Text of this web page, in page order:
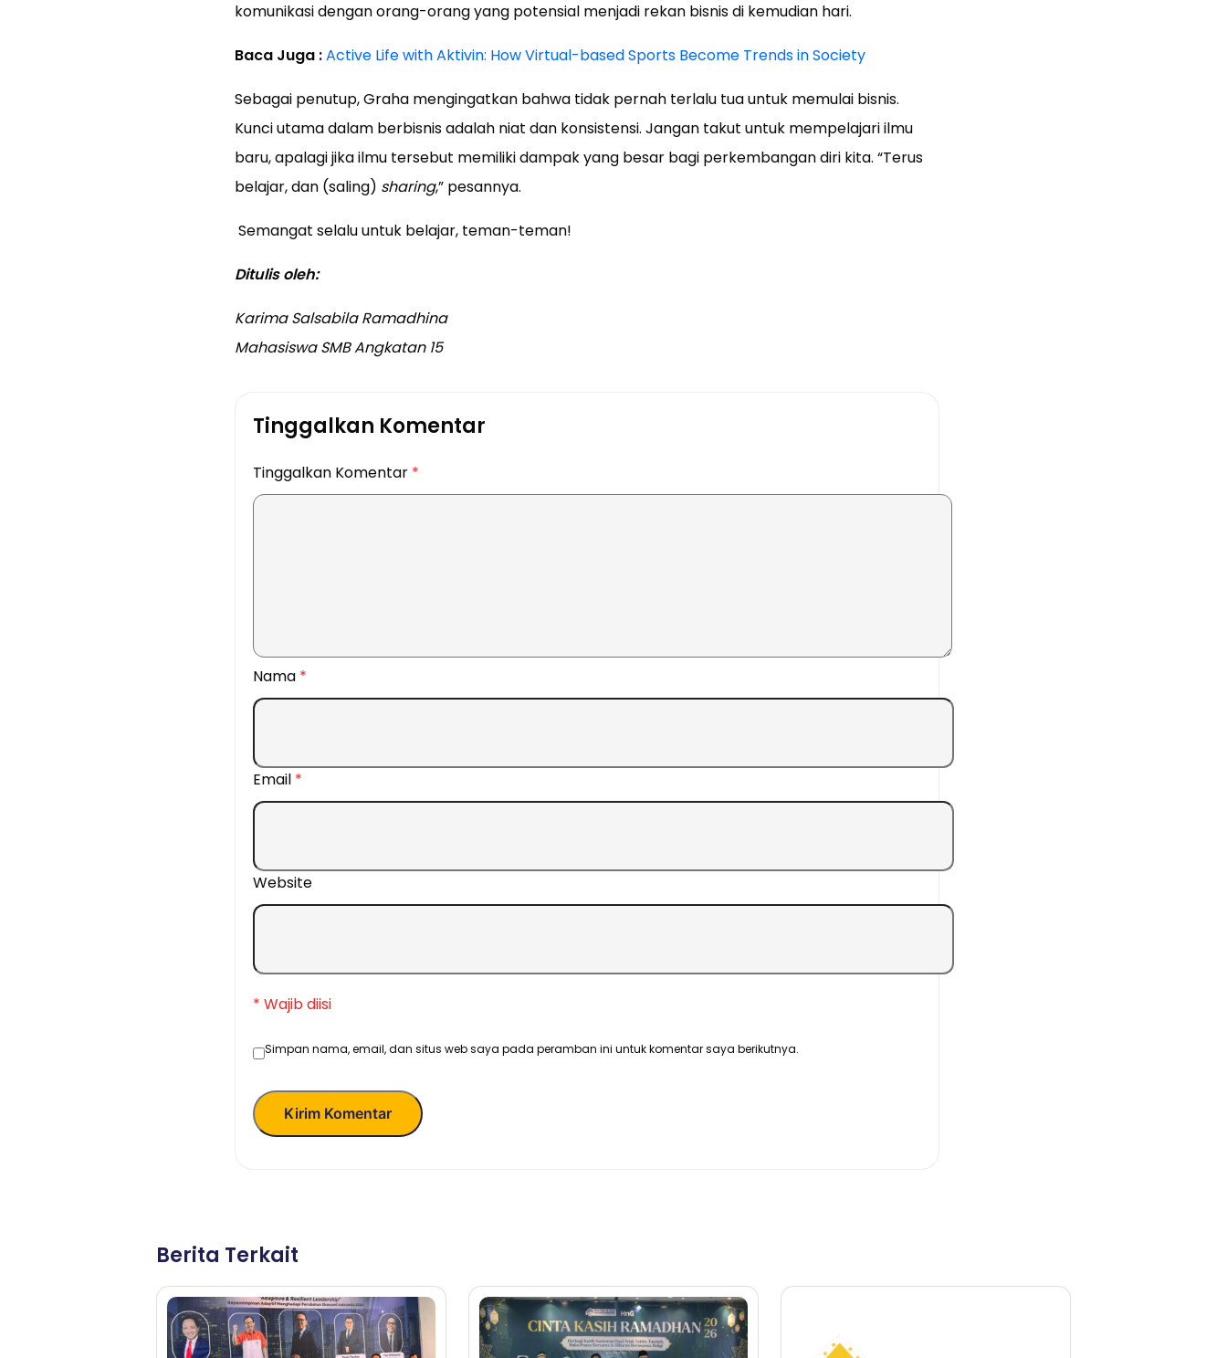
komunikasi dengan orang-orang yang potensial menjadi rekan bisnis di kemudian hari.
Baca Juga :Active Life with Aktivin: How Virtual-based Sports Become Trends in Society
Sebagai penutup, Graha mengingatkan bahwa tidak pernah terlalu tua untuk memulai bisnis.
Kunci utama dalam berbisnis adalah niat dan konsistensi. Jangan takut untuk mempelajari ilmu
baru, apalagi jika ilmu tersebut memiliki dampak yang besar bagi perkembangan diri kita. “Terus
belajar, dan (saling) sharing,” pesannya.
Semangat selalu untuk belajar, teman-teman!
Ditulis oleh:
Karima Salsabila Ramadhina
Mahasiswa SMB Angkatan 15
Tinggalkan Komentar
Tinggalkan Komentar *
Nama *
Email *
Website
* Wajib diisi
Simpan nama, email, dan situs web saya pada peramban ini untuk komentar saya berikutnya.
Kirim Komentar
Berita Terkait